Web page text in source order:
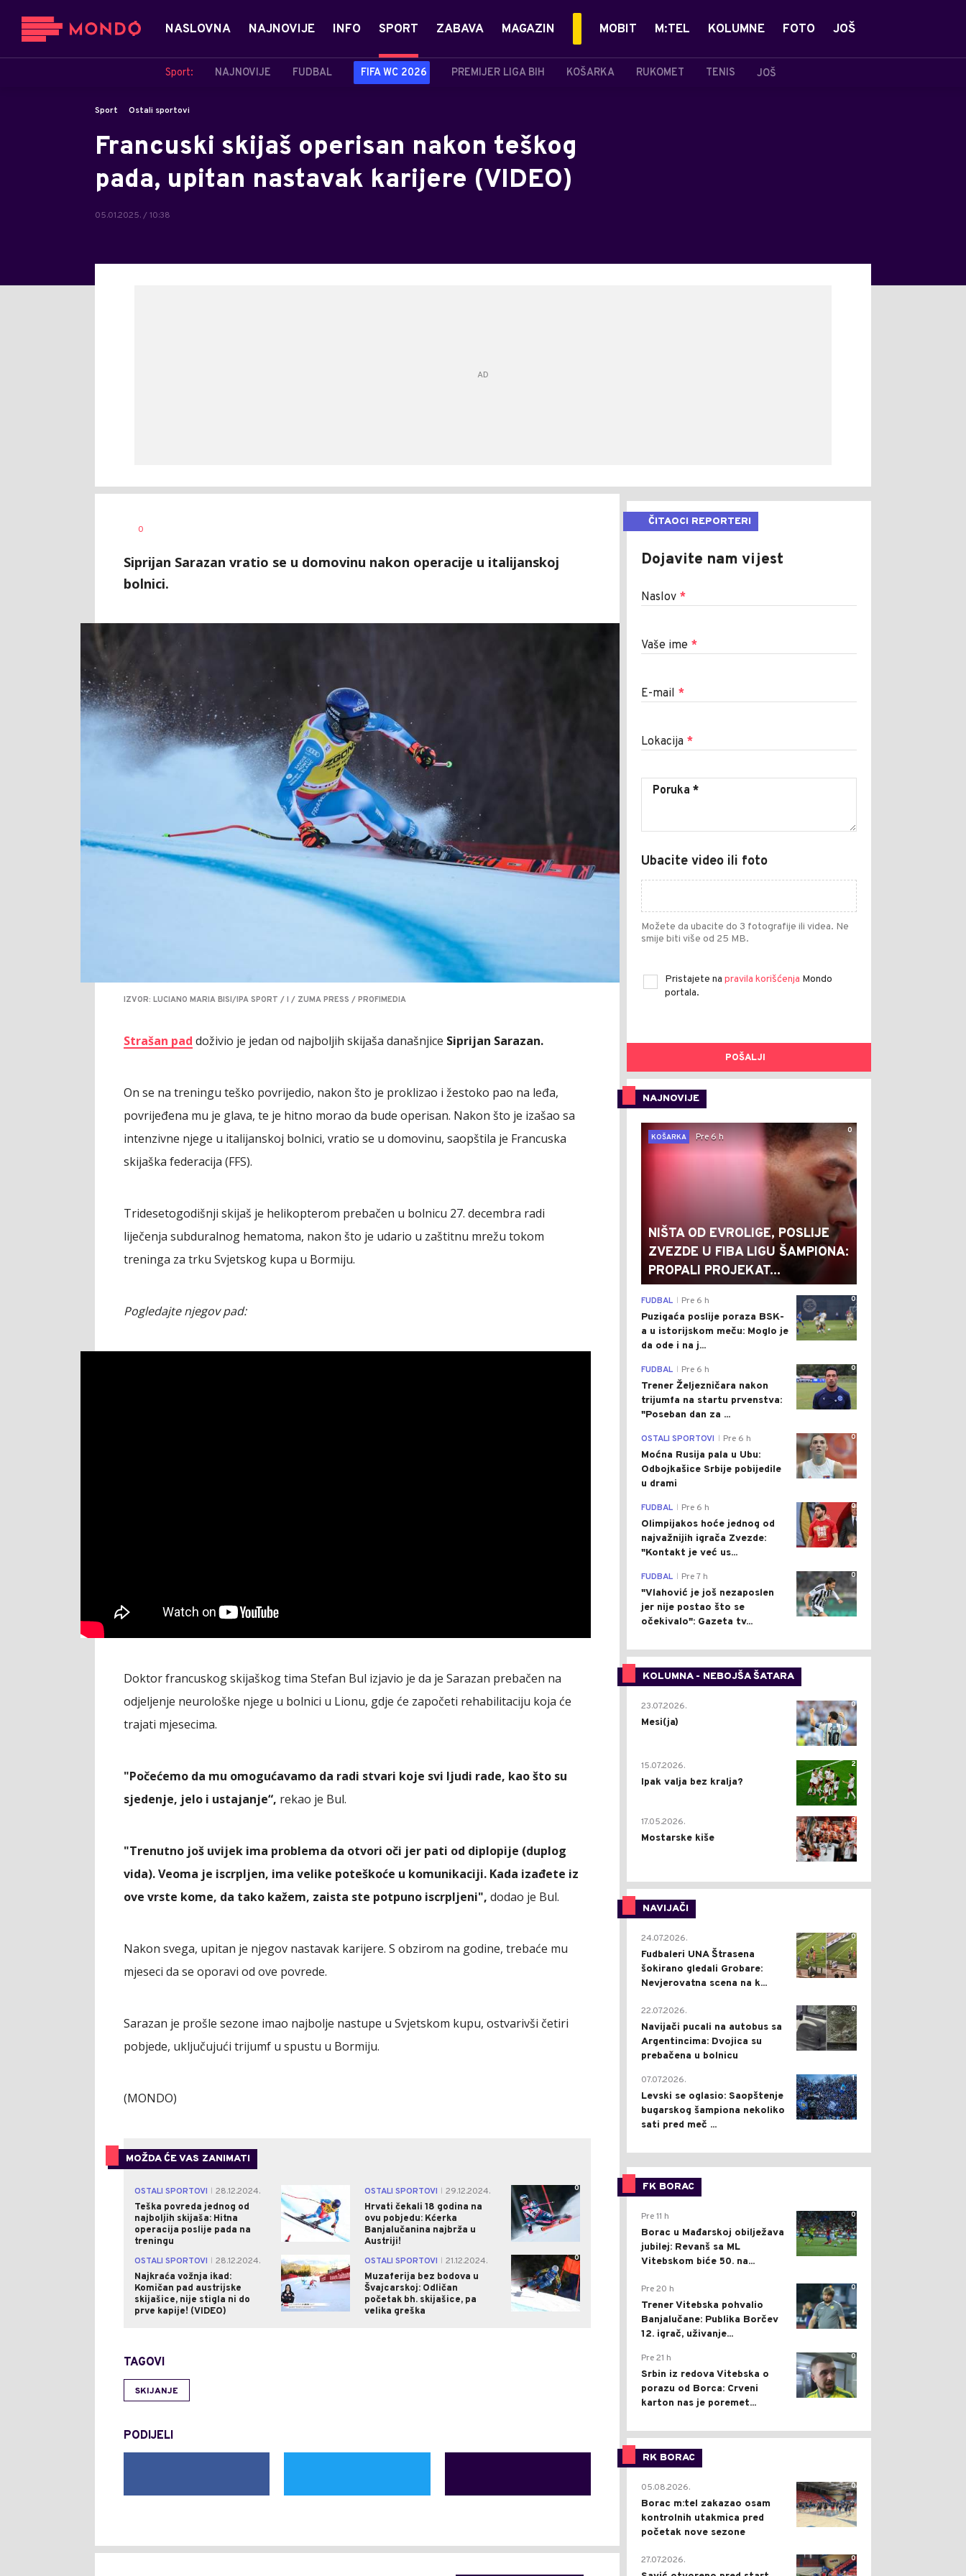
NASLOVNA NAJNOVIJE INFO SPORT
Sport: NAJNOVIJE FUDBAL FIFA WC 2026 PREMIJER LIGA BIH KOŠARKA RUKOMET TENIS JOŠ
ZABAVA MAGAZIN MOBIT M:TEL KOLUMNE FOTO JOŠ
Sport Ostali sportovi
Francuski skijaš operisan nakon teškog
pada, upitan nastavak karijere (VIDEO)
05.01.2025. / 10:38
AUTOR
0
Siprijan Sarazan vratio se u domovinu nakon operacije u italijanskoj
bolnici.
IZVOR: LUCIANO MARIA BISI/IPA SPORT / I / ZUMA PRESS / PROFIMEDIA
Strašan pad doživio je jedan od najboljih skijaša današnjice Siprijan Sarazan.
On se na treningu teško povrijedio, nakon što je proklizao i žestoko pao na leđa,
povrijeđena mu je glava, te je hitno morao da bude operisan. Nakon što je izašao sa
intenzivne njege u italijanskoj bolnici, vratio se u domovinu, saopštila je Francuska
skijaška federacija (FFS).
Tridesetogodišnji skijaš je helikopterom prebačen u bolnicu 27. decembra radi
liječenja subduralnog hematoma, nakon što je udario u zaštitnu mrežu tokom
treninga za trku Svjetskog kupa u Bormiju.
Pogledajte njegov pad:
Doktor francuskog skijaškog tima Stefan Bul izjavio je da je Sarazan prebačen na
odjeljenje neurološke njege u bolnici u Lionu, gdje će započeti rehabilitaciju koja će
trajati mjesecima.
"Počećemo da mu omogućavamo da radi stvari koje svi ljudi rade, kao što su
sjedenje, jelo i ustajanje“, rekao je Bul.
"Trenutno još uvijek ima problema da otvori oči jer pati od diplopije (duplog
vida). Veoma je iscrpljen, ima velike poteškoće u komunikaciji. Kada izađete iz
ove vrste kome, da tako kažem, zaista ste potpuno iscrpljeni", dodao je Bul.
Nakon svega, upitan je njegov nastavak karijere. S obzirom na godine, trebaće mu
mjeseci da se oporavi od ove povrede.
Sarazan je prošle sezone imao najbolje nastupe u Svjetskom kupu, ostvarivši četiri
pobjede, uključujući trijumf u spustu u Bormiju.
(MONDO)
MOŽDA ĆE VAS ZANIMATI
OSTALI SPORTOVI
28.12.2024.
Teška povreda jednog od
najboljih skijaša: Hitna
operacija poslije pada na
treningu
OSTALI SPORTOVI
29.12.2024.
Hrvati čekali 18 godina na
ovu pobjedu: Kćerka
Banjalučanina najbrža u
Austriji!
0
OSTALI SPORTOVI
28.12.2024.
Najkraća vožnja ikad:
Komičan pad austrijske
skijašice, nije stigla ni do
prve kapije! (VIDEO)
OSTALI SPORTOVI
21.12.2024.
Muzaferija bez bodova u
Švajcarskoj: Odličan
početak bh. skijašice, pa
velika greška
0
TAGOVI
SKIJANJE
PODIJELI
ČITAOCI REPORTERI
Dojavite nam vijest
Naslov *
Vaše ime *
E-mail *
Lokacija *
Ubacite video ili foto
Možete da ubacite do 3 fotografije ili videa. Ne
smije biti više od 25 MB.
Pristajete na pravila korišćenja Mondo
portala.
POŠALJI
NAJNOVIJE
0
KOŠARKA
Pre 6 h
NIŠTA OD EVROLIGE, POSLIJE
ZVEZDE U FIBA LIGU ŠAMPIONA:
PROPALI PROJEKAT...
0
FUDBAL Pre 6 h
Puzigaća poslije poraza BSK-
a u istorijskom meču: Moglo je
da ode i na j...
0
FUDBAL Pre 6 h
Trener Željezničara nakon
trijumfa na startu prvenstva:
"Poseban dan za ...
0
OSTALI SPORTOVI Pre 6 h
Moćna Rusija pala u Ubu:
Odbojkašice Srbije pobijedile
u drami
0
FUDBAL Pre 6 h
Olimpijakos hoće jednog od
najvažnijih igrača Zvezde:
"Kontakt je već us...
0
FUDBAL Pre 7 h
"Vlahović je još nezaposlen
jer nije postao što se
očekivalo": Gazeta tv...
KOLUMNA - NEBOJŠA ŠATARA
0
23.07.2026.
Mesi(ja)
2
15.07.2026.
Ipak valja bez kralja?
0
17.05.2026.
Mostarske kiše
NAVIJAČI
0
24.07.2026.
Fudbaleri UNA Štrasena
šokirano gledali Grobare:
Nevjerovatna scena na k...
0
22.07.2026.
Navijači pucali na autobus sa
Argentincima: Dvojica su
prebačena u bolnicu
1
07.07.2026.
Levski se oglasio: Saopštenje
bugarskog šampiona nekoliko
sati pred meč ...
FK BORAC
0
Pre 11 h
Borac u Mađarskoj obilježava
jubilej: Revanš sa ML
Vitebskom biće 50. na...
0
Pre 20 h
Trener Vitebska pohvalio
Banjalučane: Publika Borčev
12. igrač, uživanje...
0
Pre 21 h
Srbin iz redova Vitebska o
porazu od Borca: Crveni
karton nas je poremet...
RK BORAC
0
05.08.2026.
Borac m:tel zakazao osam
kontrolnih utakmica pred
početak nove sezone
0
27.07.2026.